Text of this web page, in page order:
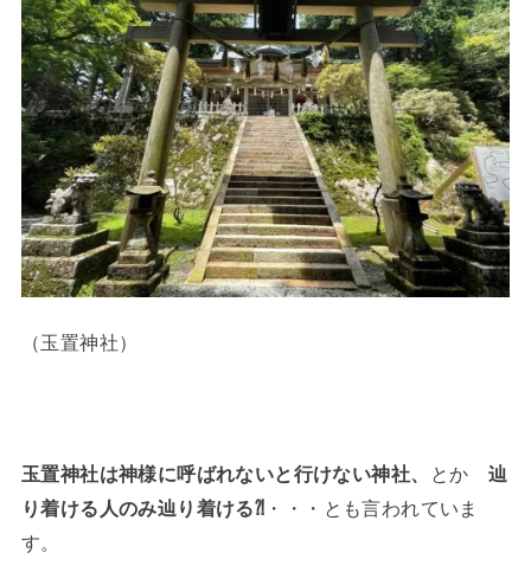
（玉置神社）
玉置神社は神様に呼ばれないと行けない神社、 とか 辿
り着ける人のみ辿り着ける⁈ ・・・とも言われていま
す。